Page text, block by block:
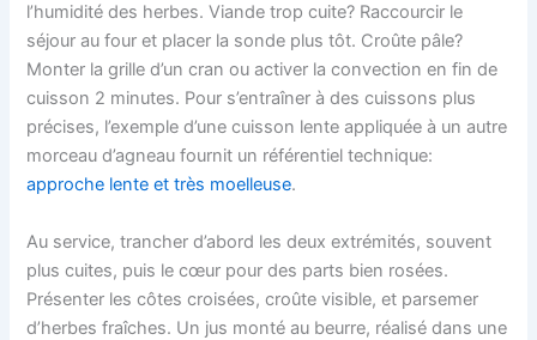
l’humidité des herbes. Viande trop cuite? Raccourcir le
séjour au four et placer la sonde plus tôt. Croûte pâle?
Monter la grille d’un cran ou activer la convection en fin de
cuisson 2 minutes. Pour s’entraîner à des cuissons plus
précises, l’exemple d’une cuisson lente appliquée à un autre
morceau d’agneau fournit un référentiel technique:
approche lente et très moelleuse.
Au service, trancher d’abord les deux extrémités, souvent
plus cuites, puis le cœur pour des parts bien rosées.
Présenter les côtes croisées, croûte visible, et parsemer
d’herbes fraîches. Un jus monté au beurre, réalisé dans une